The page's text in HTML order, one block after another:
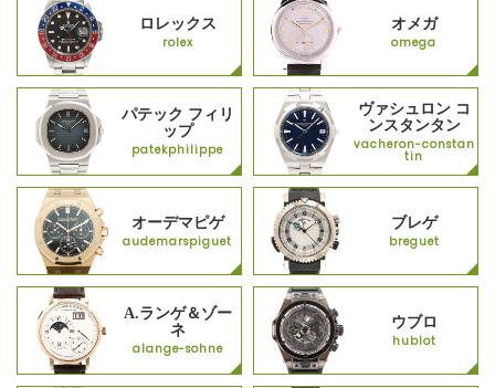
ロレックス
rolex
オメガ
omega
パテック フィリ
ップ
patekphilippe
ヴァシュロン コ
ンスタンタン
vacheron-constan
tin
オーデマピゲ
audemarspiguet
ブレゲ
breguet
A.ランゲ＆ゾー
ネ
alange-sohne
ウブロ
hublot